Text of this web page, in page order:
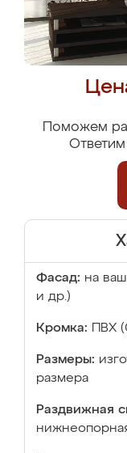
Поможем
Фасад: на
и др.)
Кромка: ПВХ
Размеры:
размера
Раздвижная